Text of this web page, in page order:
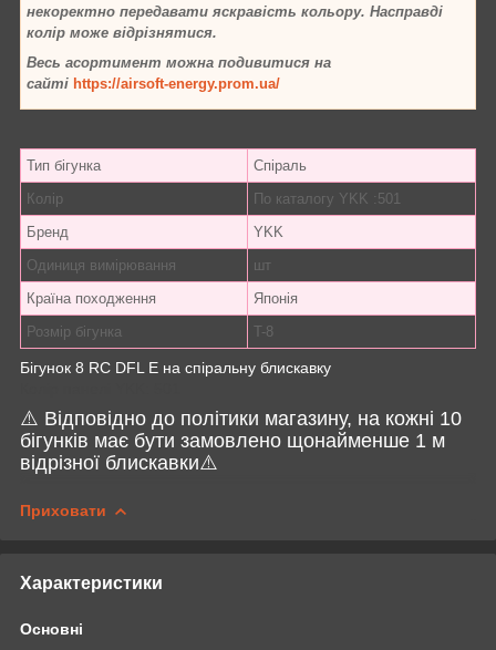
некоректно передавати яскравість кольору. Насправді
колір може відрізнятися.
Весь асортимент можна подивитися на
сайті https://airsoft-energy.prom.ua/
Тип бігунка
Спіраль
Колір
По каталогу YKK :501
Бренд
YKK
Одиниця вимірювання
шт
Країна походження
Японія
Розмір бігунка
T-8
Бігунок 8 RC DFL E на спіральну блискавку
⚠️ Відповідно до політики магазину, на кожні 10
бігунків має бути замовлено щонайменше 1 м
відрізної блискавки⚠️
Приховати
Характеристики
Основні